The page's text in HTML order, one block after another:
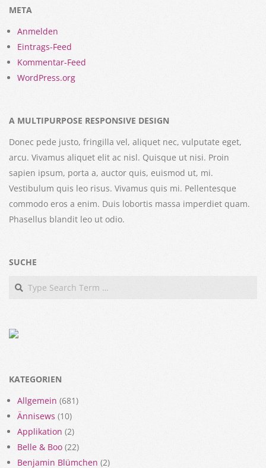
META
Anmelden
Eintrags-Feed
Kommentar-Feed
WordPress.org
A MULTIPURPOSE RESPONSIVE DESIGN
Donec pede justo, fringilla vel, aliquet nec, vulputate eget,
arcu. Vivamus aliquet elit ac nisl. Quisque ut nisi. Proin
sapien ipsum, porta a, auctor quis, euismod ut, mi.
Vestibulum quis leo risus. Vivamus quis mi. Pellentesque
commodo eros a enim. Duis lobortis massa imperdiet quam.
Phasellus blandit leo ut odio.
SUCHE
Search
KATEGORIEN
Allgemein (681)
Ännisews (10)
Applikation (2)
Belle & Boo (22)
Benjamin Blümchen (2)